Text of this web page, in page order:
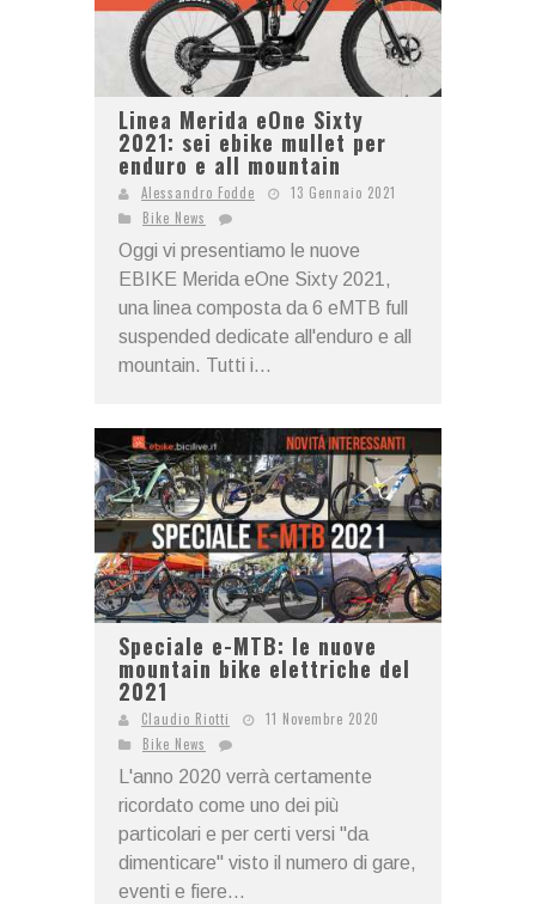
Linea Merida eOne Sixty
2021: sei ebike mullet per
enduro e all mountain
Alessandro Fodde
13 Gennaio 2021
Bike News
Oggi vi presentiamo le nuove
EBIKE Merida eOne Sixty 2021,
una linea composta da 6 eMTB full
suspended dedicate all'enduro e all
mountain. Tutti i...
Speciale e-MTB: le nuove
mountain bike elettriche del
2021
Claudio Riotti
11 Novembre 2020
Bike News
L'anno 2020 verrà certamente
ricordato come uno dei più
particolari e per certi versi "da
dimenticare" visto il numero di gare,
eventi e fiere...